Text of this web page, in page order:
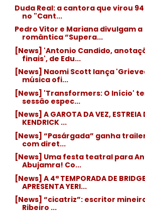
Duda Real: a cantora que virou
no "Cant...
Pedro Vitor e Mariana divulgam a
romântica “Supera...
[News] 'Antonio Candido,
finais', de Edu...
[News] Naomi Scott lança
música ofi...
[News] 'Transformers: O Início'
sessão espec...
[News] A GAROTA DA VEZ, ESTREIA
KENDRICK ...
[News] “Pasárgada” ganha
com diret...
[News] Uma festa teatral para
Abujamra! Co...
[News] A 4ª TEMPORADA DE
APRESENTA YERI...
[News] “cicatriz”: escritor
Ribeiro ...